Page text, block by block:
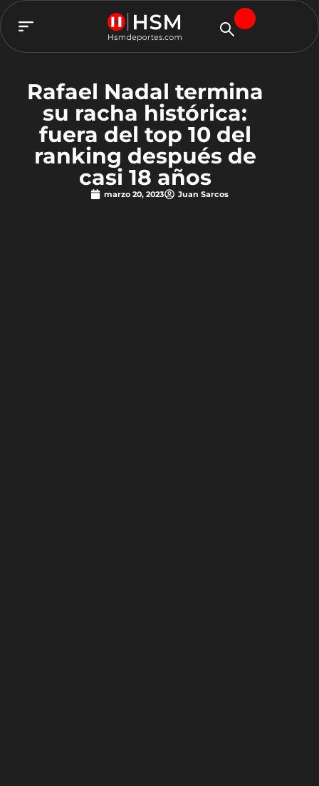
Rafael Nadal termina
su racha histórica:
fuera del top 10 del
ranking después de
casi 18 años
marzo 20, 2023 Juan Sarcos